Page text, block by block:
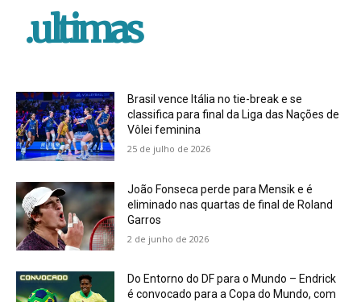
.ultimas
Brasil vence Itália no tie-break e se
classifica para final da Liga das Nações de
Vôlei feminina
25 de julho de 2026
João Fonseca perde para Mensik e é
eliminado nas quartas de final de Roland
Garros
2 de junho de 2026
Do Entorno do DF para o Mundo – Endrick
é convocado para a Copa do Mundo, com